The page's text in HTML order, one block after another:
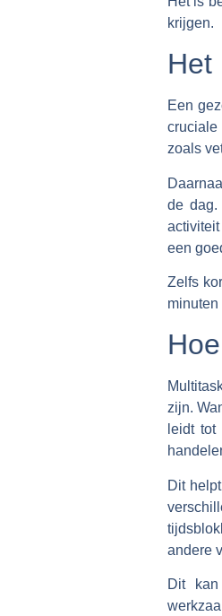
krijgen.
Het
Een
cruciale
zoals
de dag.
een
Zelfs
zijn.
leidt
Dit
andere
Dit